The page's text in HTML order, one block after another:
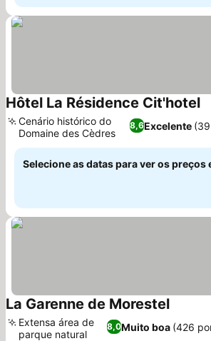
Hôtel La Résidence Cit'hotel
8,6Excelente
Cenário histórico do
Domaine des Cèdres
Selecione as datas para ver os preços
La Garenne de MorestelVer
8,0Muito boa (426
Extensa área de
parque natural